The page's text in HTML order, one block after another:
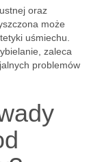
oraz
może
uśmiechu.
zaleca
problemów